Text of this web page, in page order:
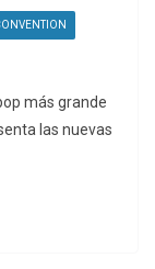
más grande
las nuevas